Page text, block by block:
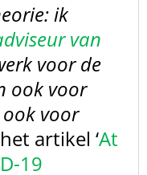
ik
van
voor de
ook voor
voor
artikel ‘At
19